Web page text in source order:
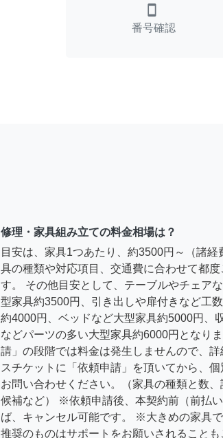
smartphone
番号確認
修理・家具組み立ての料金相場は？
目安は、家具1つあたり、約3500円～（諸経
具の種類や対応項目、交通費に合わせて都度
す。 その他目安として、テーブルやチェア
型家具約3500円、引き出しや扉付きなど工
約4000円、ベッドなど大型家具約5000円、
などパーツの多い大型家具約6000円となり
請」の段階では料金は発生しませんので、
スチケットに「依頼申請」を頂いてから、
お問い合わせください。（家具の種類と数
候補など） ※依頼申請後、本契約前（前払
ば、キャンセル可能です。 ※大きめの家具
推奨のものはサポートをお願いされることも